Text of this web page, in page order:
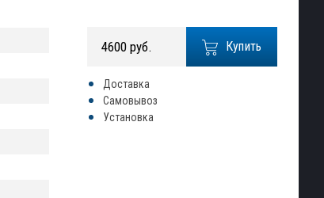
Купить
4600 руб.
Доставка
Самовывоз
Установка